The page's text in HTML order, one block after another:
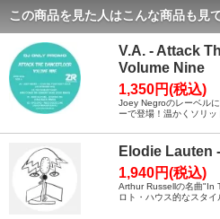
この商品を見た人はこんな商品も見
V.A. - Attack
Volume Nine
1,350円(税込)
Joey Negroのレーベル
ーで登場！温かくソリ
Elodie Lauten
1,940円(税込)
Arthur Russellの名曲"In
ロト・ハウス的なスタ